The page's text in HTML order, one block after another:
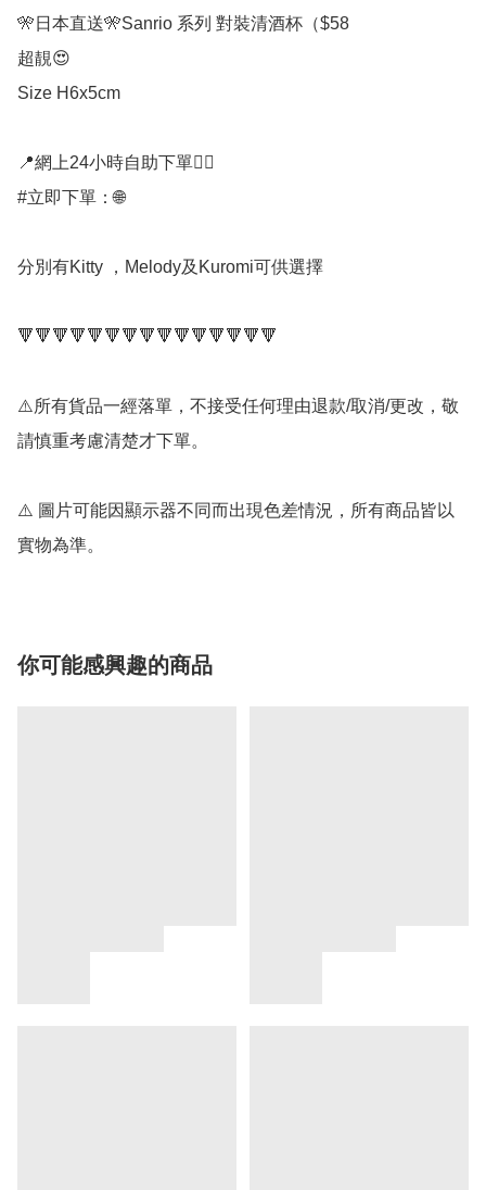
🎌日本直送🎌Sanrio 系列 對裝清酒杯（$58
超靚😍
Size H6x5cm
📍網上24小時自助下單👍🏻
#立即下單：🌐
分別有Kitty ，Melody及Kuromi可供選擇
🔻🔻🔻🔻🔻🔻🔻🔻🔻🔻🔻🔻🔻🔻🔻
⚠️所有貨品一經落單，不接受任何理由退款/取消/更改，敬
請慎重考慮清楚才下單。
⚠️ 圖片可能因顯示器不同而出現色差情況，所有商品皆以
實物為準。
你可能感興趣的商品